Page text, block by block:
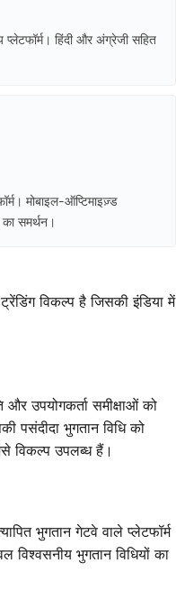
प्लेटफॉर्म। हिंदी और अंग्रेजी सहित
मोबाइल-ऑप्टिमाइज़्ड
समर्थन।
विकल्प है जिसकी इंडिया में
और उपयोगकर्ता समीक्षाओं को
पसंदीदा भुगतान विधि को
विकल्प उपलब्ध हैं।
भुगतान गेटवे वाले प्लेटफॉर्म
विश्वसनीय भुगतान विधियों का